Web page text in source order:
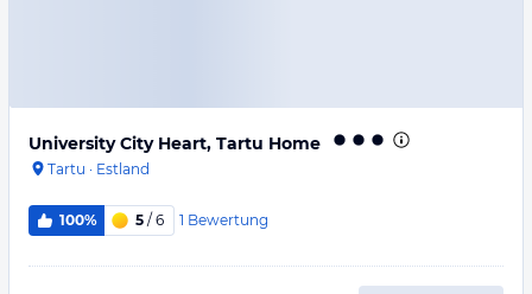
University City Heart, Tartu Home
Tartu · Estland
100% 5 / 6 1 Bewertung